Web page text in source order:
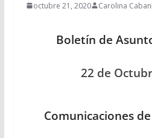
octubre 21, 2020 Carolina
Boletín de
22 de
Comunicaciones